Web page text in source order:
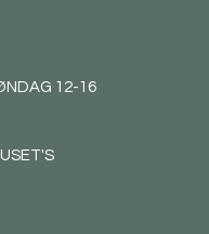
12-16